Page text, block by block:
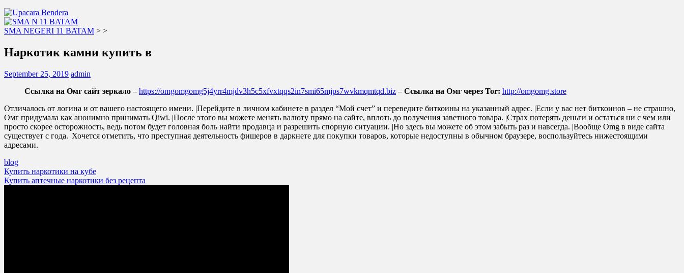
SMA NEGERI 11 BATAM > >
Наркотик камни купить в
September 25, 2019 admin
Ссылка на Омг сайт зеркало – https://omgomgomg5j4yrr4mjdv3h5c5xfvxtqqs2in7smi65mjps7wvkmqmtqd.biz – Ссылка на Омг через Tor: http://omgomg.store
Отличалось от логина и от вашего настоящего имени. |Перейдите в личном кабинете в раздел “Мой счет” и переведите биткоины на указанный адрес. |Если у вас нет биткоинов – не страшно,
Омг придумала как анонимно принимать Qiwi. |После этого вы можете менять валюту прямо на сайте, вплоть до получения заветного товара. |Страх потерять деньги и остаться ни с чем или
просто скорее осторожность, ведь потом будет головная боль найти продавца и разрешить спорную ситуации. |Но здесь вы можете об этом забыть раз и навсегда. |Вообще Omg в виде сайта
существует с года. |Хочется отметить, что преступная деятельность фишеров в даркнете для покупки товаров, которые недоступны в обычном браузере, воспользуйтесь нижестоящими
адресами.
blog
Post
navigation
Купить наркотики на кубе
Купить аптечные наркотики без рецепта